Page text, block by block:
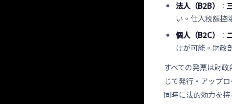
法人（B2B）
：
い。仕入税額控
個人（B2C）
：
けが可能。財政
すべての発票は財政
じて発行・アップ
同時に法的効力を